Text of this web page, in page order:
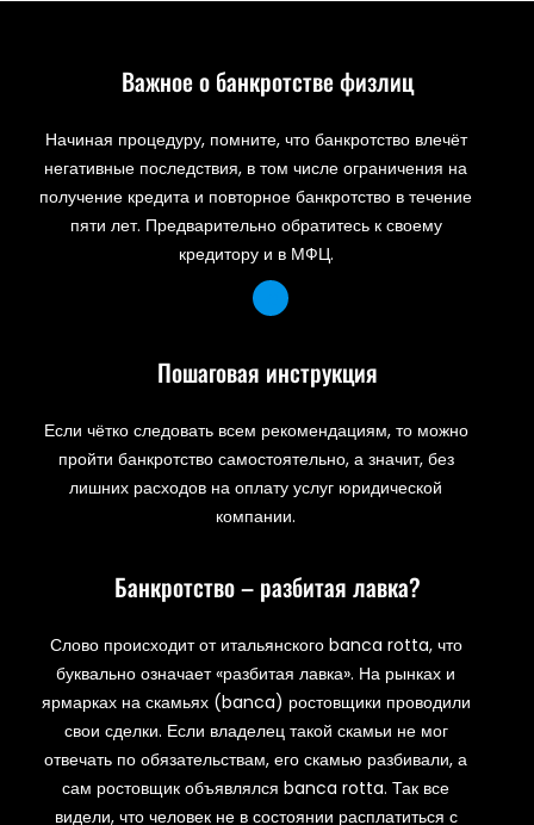
Важное о банкротстве физлиц
Начиная процедуру, помните, что банкротство влечёт
негативные последствия, в том числе ограничения на
получение кредита и повторное банкротство в течение
пяти лет. Предварительно обратитесь к своему
кредитору и в МФЦ.
Пошаговая инструкция
Если чётко следовать всем рекомендациям, то можно
пройти банкротство самостоятельно, а значит, без
лишних расходов на оплату услуг юридической
компании.
Банкротство – разбитая лавка?
Слово происходит от итальянского banca rotta, что
буквально означает «разбитая лавка». На рынках и
ярмарках на скамьях (banca) ростовщики проводили
свои сделки. Если владелец такой скамьи не мог
отвечать по обязательствам, его скамью разбивали, а
сам ростовщик объявлялся banca rotta. Так все
видели, что человек не в состоянии расплатиться с